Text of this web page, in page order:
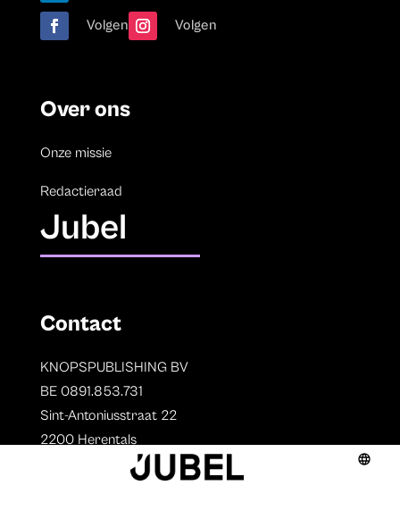
Volgen Volgen
Over ons
Onze missie
Redactieraad
Jubel
Contact
KNOPSPUBLISHING BV
BE 0891.853.731
Sint-Antoniusstraat 22
2200 Herentals